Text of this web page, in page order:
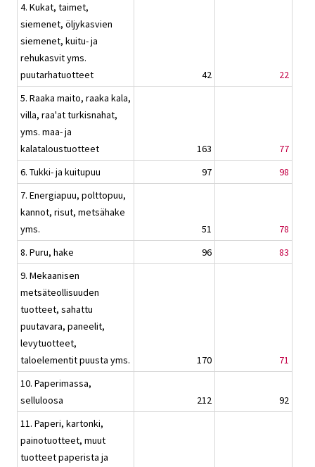
4. Kukat, taimet,
siemenet, öljykasvien
siemenet, kuitu- ja
rehukasvit yms.
puutarhatuotteet
42
22
5. Raaka maito, raaka kala,
villa, raa'at turkisnahat,
yms. maa- ja
kalataloustuotteet
163
77
6. Tukki- ja kuitupuu
97
98
7. Energiapuu, polttopuu,
kannot, risut, metsähake
yms.
51
78
8. Puru, hake
96
83
9. Mekaanisen
metsäteollisuuden
tuotteet, sahattu
puutavara, paneelit,
levytuotteet,
taloelementit puusta yms.
170
71
10. Paperimassa,
selluloosa
212
92
11. Paperi, kartonki,
painotuotteet, muut
tuotteet paperista ja